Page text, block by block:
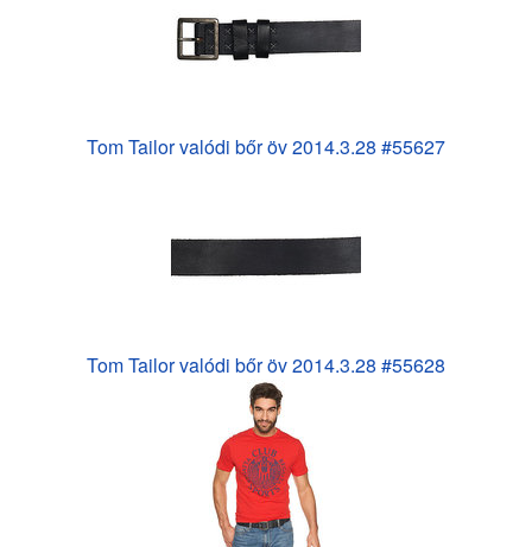
Tom Tailor valódi bőr öv 2014.3.28 #55627
Tom Tailor valódi bőr öv 2014.3.28 #55628